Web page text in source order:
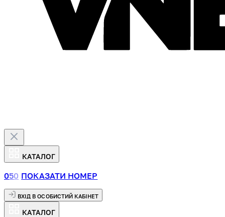
КАТАЛОГ
050 ПОКАЗАТИ НОМЕР
ВХІД В ОСОБИСТИЙ КАБІНЕТ
КАТАЛОГ